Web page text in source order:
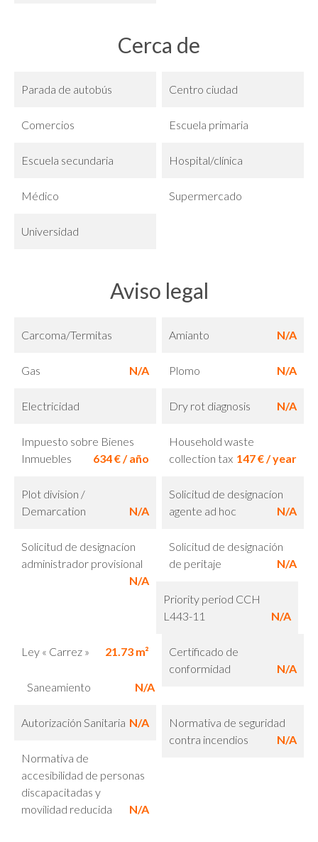
Cerca de
Parada de autobús Centro ciudad
Comercios Escuela primaria
Escuela secundaria Hospital/clínica
Médico Supermercado
Universidad
Aviso legal
Carcoma/Termitas Amianto N/A
Gas N/A Plomo N/A
Electricidad Dry rot diagnosis N/A
Impuesto sobre Bienes
Inmuebles
634 € / año
Household waste
collection tax 147 € / year
Plot division /
Demarcation
N/A
Solicitud de designacíon
agente ad hoc
N/A
Solicitud de designacíon
administrador provisional
N/A
Solicitud de designación
de peritaje
N/A
Priority period CCH
L443-11
N/A
Certificado de
conformidad
N/A
Ley « Carrez » 21.73 m²
Saneamiento N/A
Autorización Sanitaria N/A
Normativa de seguridad
contra incendios
N/A
Normativa de
accesibilidad de personas
discapacitadas y
movilidad reducida
N/A